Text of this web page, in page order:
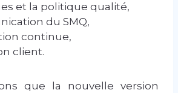
et la politique qualité,
du SMQ,
continue,
client.
que la nouvelle version